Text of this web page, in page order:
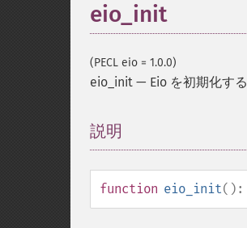
eio_init
(PECL eio = 1.0.0)
eio_init — Eio を初期化する
説明
function eio_init():